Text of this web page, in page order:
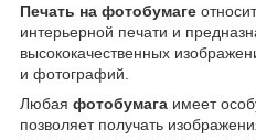
Печать на фотобумаге
интерьерной печати и
высококачественных
и фотографий.
Любая фотобумага имеет
позволяет получать